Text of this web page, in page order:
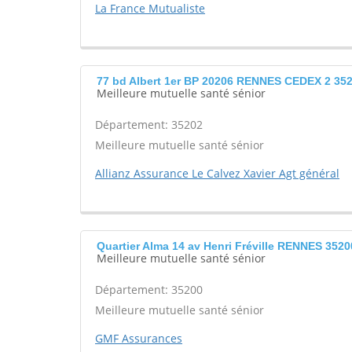
La France Mutualiste
77 bd Albert 1er BP 20206 RENNES CEDEX 2
Meilleure mutuelle santé sénior
Département: 35202
Meilleure mutuelle santé sénior
Allianz Assurance Le Calvez Xavier Agt général
Quartier Alma 14 av Henri Fréville RENNES
Meilleure mutuelle santé sénior
Département: 35200
Meilleure mutuelle santé sénior
GMF Assurances